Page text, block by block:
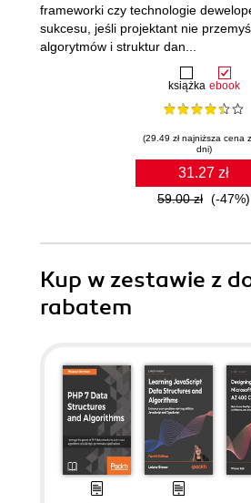
książka ebook
(29.49 zł najniższa cena
dni)
31.27 zł
59.00 zł (-47%)
frameworki czy technologie
sukcesu, jeśli projektant nie
algorytmów i struktur dan...
Kup w zestawie z
rabatem